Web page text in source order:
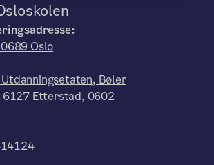
Oslo
Bøler
6127 Etterstad, 0602